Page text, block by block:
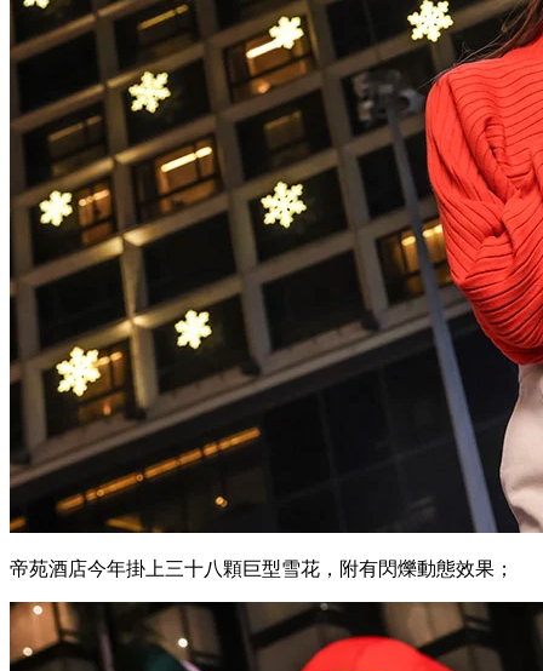
帝苑酒店今年掛上三十八顆巨型雪花，附有閃爍動態效果；